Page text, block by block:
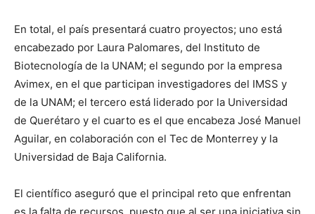
En total, el país presentará cuatro proyectos; uno está
encabezado por Laura Palomares, del Instituto de
Biotecnología de la UNAM; el segundo por la empresa
Avimex, en el que participan investigadores del IMSS y
de la UNAM; el tercero está liderado por la Universidad
de Querétaro y el cuarto es el que encabeza José Manuel
Aguilar, en colaboración con el Tec de Monterrey y la
Universidad de Baja California.
El científico aseguró que el principal reto que enfrentan